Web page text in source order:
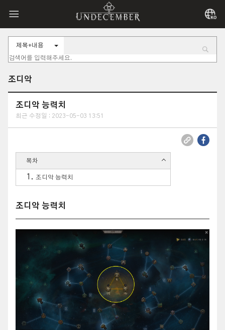
제목+내용
조디악
조디악 능력치
최근 수정일 : 2023-05-03 13:51
목차
조디악 능력치
조디악 능력치